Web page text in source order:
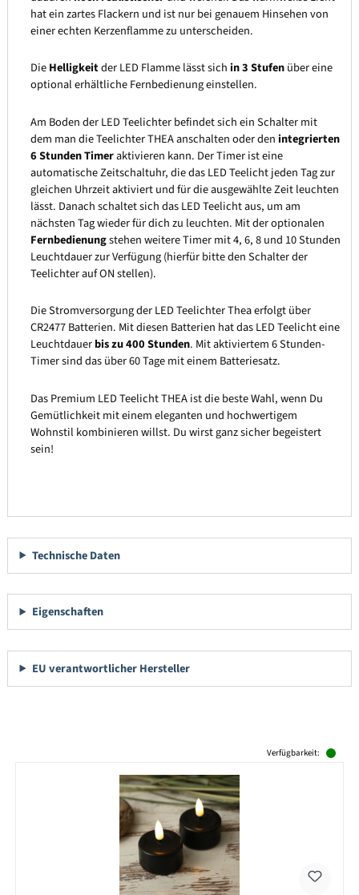
hat ein zartes Flackern und ist nur bei genauem Hinsehen von
einer echten Kerzenflamme zu unterscheiden.
DieHelligkeitder LED Flamme lässt sichin 3 Stufenüber eine
optional erhältliche Fernbedienung einstellen.
Am Boden der LED Teelichter befindet sich ein Schalter mit
dem man die Teelichter THEA anschalten oder denintegrierten
6 Stunden Timeraktivieren kann. Der Timer ist eine
automatische Zeitschaltuhr, die das LED Teelicht jeden Tag zur
gleichen Uhrzeit aktiviert und für die ausgewählte Zeit leuchten
lässt. Danach schaltet sich das LED Teelicht aus, um am
nächsten Tag wieder für dich zu leuchten. Mit der optionalen
Fernbedienungstehen weitere Timer mit 4, 6, 8 und 10 Stunden
Leuchtdauer zur Verfügung (hierfür bitte den Schalter der
Teelichter auf ON stellen).
Die Stromversorgung der LED Teelichter Thea erfolgt über
CR2477 Batterien. Mit diesen Batterien hat das LED Teelicht eine
Leuchtdauerbis zu 400 Stunden. Mit aktiviertem 6 Stunden-
Timer sind das über 60 Tage mit einem Batteriesatz.
Das Premium LED Teelicht THEA ist die beste Wahl, wenn Du
Gemütlichkeit mit einem eleganten und hochwertigem
Wohnstil kombinieren willst. Du wirst ganz sicher begeistert
sein!
Technische Daten
Eigenschaften
EU verantwortlicher Hersteller
Verfügbarkeit: